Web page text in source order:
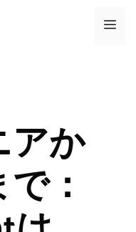
メ
アか
：